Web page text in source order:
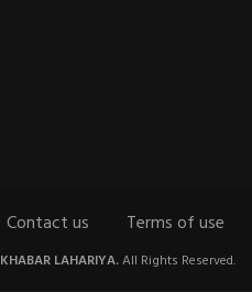
Contact us Terms of use
KHABAR LAHARIYA.All Rights Reserved.